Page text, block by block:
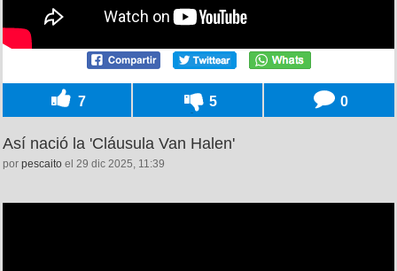
7 5 0
Así nació la 'Cláusula Van Halen'
por pescaito el 29 dic 2025, 11:39